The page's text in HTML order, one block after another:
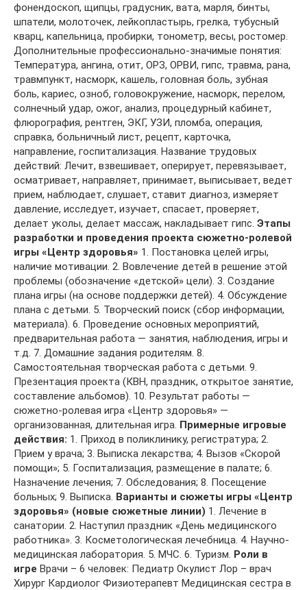
фонендоскоп, щипцы, градусник, вата, марля, бинты,
шпатели, молоточек, лейкопластырь, грелка, тубусный
кварц, капельница, пробирки, тонометр, весы, ростомер.
Дополнительные профессионально-значимые понятия:
Температура, ангина, отит, ОРЗ, ОРВИ, гипс, травма, рана,
травмпункт, насморк, кашель, головная боль, зубная
боль, кариес, озноб, головокружение, насморк, перелом,
солнечный удар, ожог, анализ, процедурный кабинет,
флюрография, рентген, ЭКГ, УЗИ, пломба, операция,
справка, больничный лист, рецепт, карточка,
направление, госпитализация. Название трудовых
действий: Лечит, взвешивает, оперирует, перевязывает,
осматривает, направляет, принимает, выписывает, ведет
прием, наблюдает, слушает, ставит диагноз, измеряет
давление, исследует, изучает, спасает, проверяет,
делает уколы, делает массаж, накладывает гипс. Этапы
разработки и проведения проекта сюжетно-ролевой
игры «Центр здоровья» 1. Постановка целей игры,
наличие мотивации. 2. Вовлечение детей в решение этой
проблемы (обозначение «детской» цели). 3. Создание
плана игры (на основе поддержки детей). 4. Обсуждение
плана с детьми. 5. Творческий поиск (сбор информации,
материала). 6. Проведение основных мероприятий,
предварительная работа — занятия, наблюдения, игры и
т.д. 7. Домашние задания родителям. 8.
Самостоятельная творческая работа с детьми. 9.
Презентация проекта (КВН, праздник, открытое занятие,
составление альбомов). 10. Результат работы —
сюжетно-ролевая игра «Центр здоровья» —
организованная, длительная игра. Примерные игровые
действия: 1. Приход в поликлинику, регистратура; 2.
Прием у врача; 3. Выписка лекарства; 4. Вызов «Скорой
помощи»; 5. Госпитализация, размещение в палате; 6.
Назначение лечения; 7. Обследования; 8. Посещение
больных; 9. Выписка. Варианты и сюжеты игры «Центр
здоровья» (новые сюжетные линии) 1. Лечение в
санатории. 2. Наступил праздник «День медицинского
работника». 3. Косметологическая лечебница. 4. Научно-
медицинская лаборатория. 5. МЧС. 6. Туризм. Роли в
игре Врачи – 6 человек: Педиатр Окулист Лор – врач
Хирург Кардиолог Физиотерапевт Медицинская сестра в